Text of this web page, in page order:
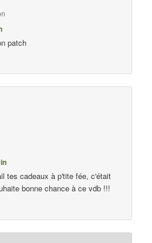
patch
tes cadeaux à p'tite fée, c'était
bonne chance à ce vdb !!!